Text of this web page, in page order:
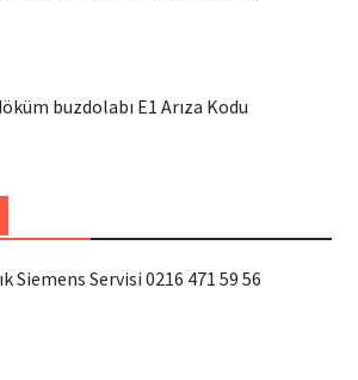
buzdolabı E1 Arıza Kodu
Siemens Servisi 0216 471 59 56